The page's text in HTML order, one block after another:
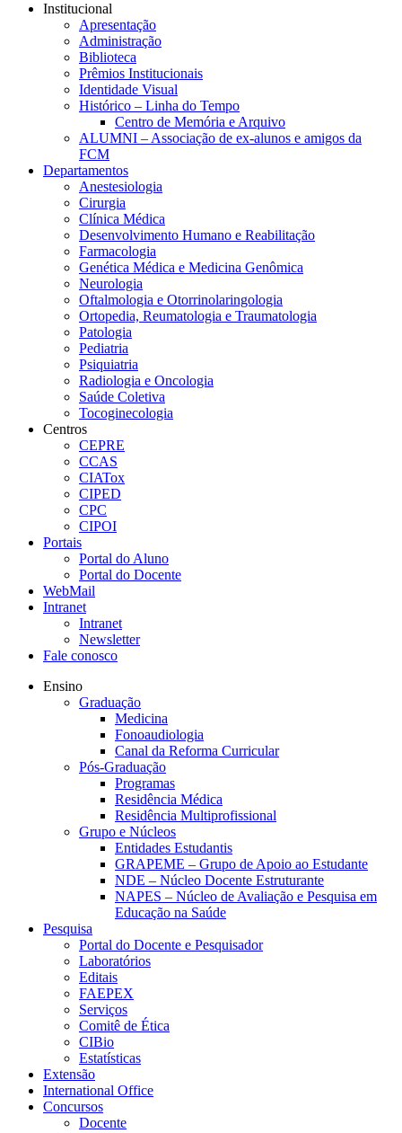
Institucional
Apresentação
Administração
Biblioteca
Prêmios Institucionais
Identidade Visual
Histórico – Linha do Tempo
Centro de Memória e Arquivo
ALUMNI – Associação de ex-alunos e amigos da
FCM
Departamentos
Anestesiologia
Cirurgia
Clínica Médica
Desenvolvimento Humano e Reabilitação
Farmacologia
Genética Médica e Medicina Genômica
Neurologia
Oftalmologia e Otorrinolaringologia
Ortopedia, Reumatologia e Traumatologia
Patologia
Pediatria
Psiquiatria
Radiologia e Oncologia
Saúde Coletiva
Tocoginecologia
Centros
CEPRE
CCAS
CIATox
CIPED
CPC
CIPOI
Portais
Portal do Aluno
Portal do Docente
WebMail
Intranet
Intranet
Newsletter
Fale conosco
Ensino
Graduação
Medicina
Fonoaudiologia
Canal da Reforma Curricular
Pós-Graduação
Programas
Residência Médica
Residência Multiprofissional
Grupo e Núcleos
Entidades Estudantis
GRAPEME – Grupo de Apoio ao Estudante
NDE – Núcleo Docente Estruturante
NAPES – Núcleo de Avaliação e Pesquisa em
Educação na Saúde
Pesquisa
Portal do Docente e Pesquisador
Laboratórios
Editais
FAEPEX
Serviços
Comitê de Ética
CIBio
Estatísticas
Extensão
International Office
Concursos
Docente